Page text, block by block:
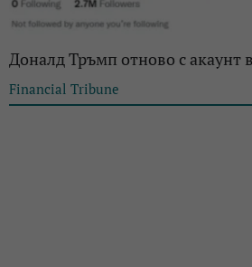
Доналд Тръмп отново с акаунт
Financial Tribune